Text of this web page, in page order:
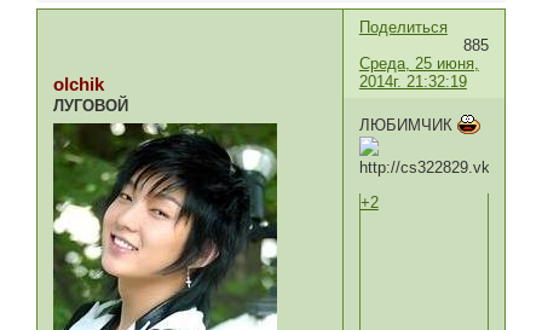
Поделиться
885
Среда, 25 июня,
2014г. 21:32:19
olchik
ЛУГОВОЙ
ЛЮБИМЧИК
+2